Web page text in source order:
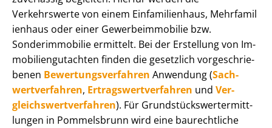
Verkehrswerte von einem Einfamilienhaus, Mehr­fa­mi­l
i­en­haus oder einer Ge­wer­be­im­mo­bi­lie bzw.
Sonderimmobilie ermittelt. Bei der Erstellung von Im­
mo­bi­li­en­gut­ach­ten finden die gesetzlich vor­ge­schrie­
be­nen Be­wer­tungs­ver­fah­ren Anwendung (Sach­
wert­ver­fah­ren, Er­trags­wert­ver­fah­ren und Ver­
gleichs­wert­ver­fah­ren). Für Grund­stücks­wert­ermitt­
lun­gen in Pommelsbrunn wird eine baurechtliche